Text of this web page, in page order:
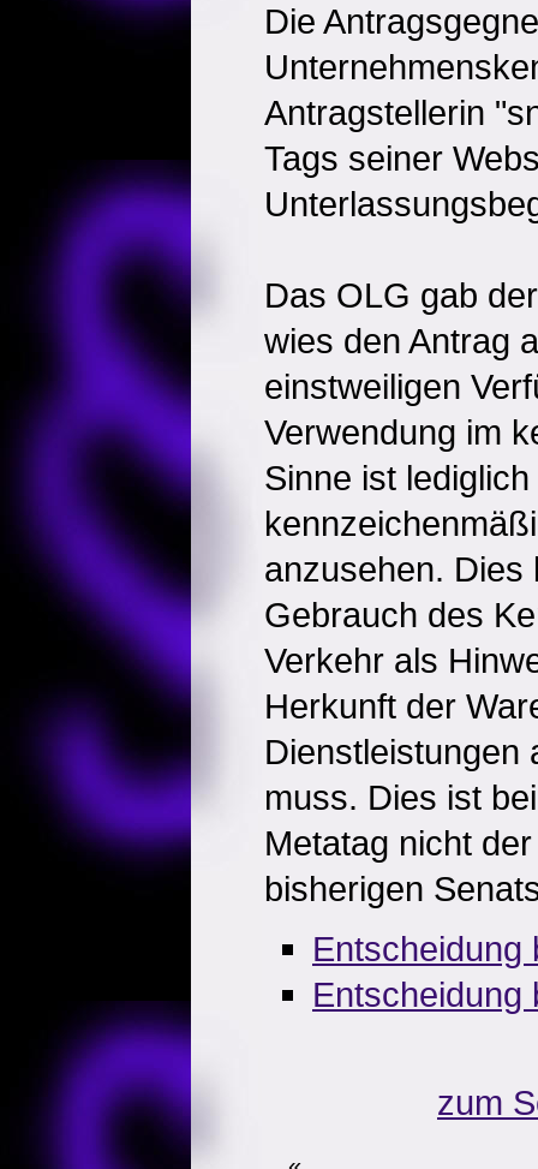
Die
Antragstellerin
Tags seiner
Das OLG gab
wies den Antrag
einstweiligen
Verwendung im
Sinne ist
anzusehen. Dies
Gebrauch des
Verkehr als
Herkunft der
Dienstleistungen
muss. Dies ist
Metatag nicht
bisherigen
Entscheidung
Entscheidung
zum